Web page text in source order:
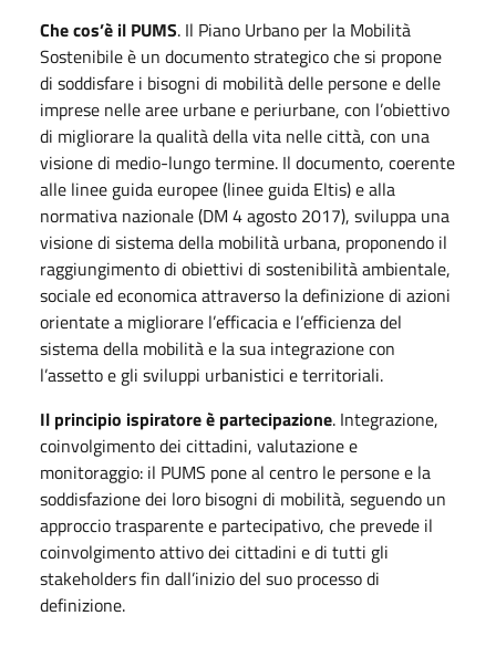
Che cos’è il PUMS. Il Piano Urbano per la Mobilità
Sostenibile è un documento strategico che si propone
di soddisfare i bisogni di mobilità delle persone e delle
imprese nelle aree urbane e periurbane, con l’obiettivo
di migliorare la qualità della vita nelle città, con una
visione di medio-lungo termine. Il documento, coerente
alle linee guida europee (linee guida Eltis) e alla
normativa nazionale (DM 4 agosto 2017), sviluppa una
visione di sistema della mobilità urbana, proponendo il
raggiungimento di obiettivi di sostenibilità ambientale,
sociale ed economica attraverso la definizione di azioni
orientate a migliorare l’efficacia e l’efficienza del
sistema della mobilità e la sua integrazione con
l’assetto e gli sviluppi urbanistici e territoriali.
Il principio ispiratore è partecipazione. Integrazione,
coinvolgimento dei cittadini, valutazione e
monitoraggio: il PUMS pone al centro le persone e la
soddisfazione dei loro bisogni di mobilità, seguendo un
approccio trasparente e partecipativo, che prevede il
coinvolgimento attivo dei cittadini e di tutti gli
stakeholders fin dall’inizio del suo processo di
definizione.